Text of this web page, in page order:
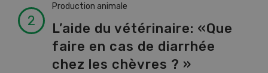
Production animale
L’aide du vétérinaire: «Que
faire en cas de diarrhée
chez les chèvres ? »